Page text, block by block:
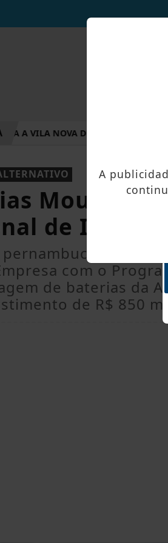
A VILA NOVA DE COLARES
Moura é
de
pernambucana
com o
de baterias da
de R$ 850
A